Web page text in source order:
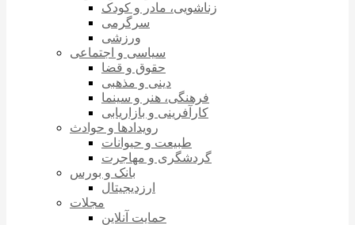
زناشویی، مادر و کودک
سرگرمی
ورزشی
سیاسی و اجتماعی
حقوق و قضا
دینی و مذهبی
فرهنگی، هنر و سینما
کارآفرینی و بازاریابی
رویدادها و حوادث
طبیعت و حیوانات
گردشگری و مهاجرت
بانک و بورس
ارزدیجیتال
مجلات
حمایت آنلاین